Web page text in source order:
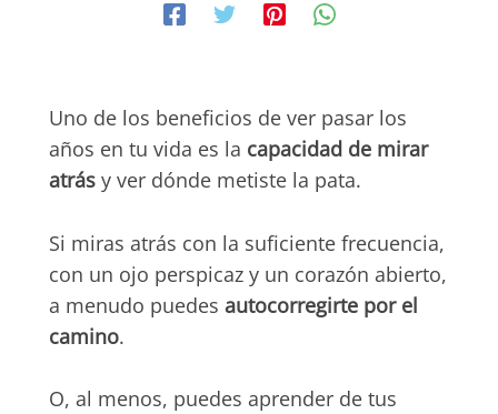
Uno de los beneficios de ver pasar los
años en tu vida es la capacidad de mirar
atrás y ver dónde metiste la pata.
Si miras atrás con la suficiente frecuencia,
con un ojo perspicaz y un corazón abierto,
a menudo puedes autocorregirte por el
camino.
O, al menos, puedes aprender de tus